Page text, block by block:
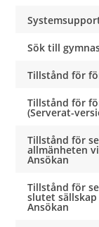
Sök till
Tillstånd för
Tillstånd för
(Serverat-
Tillstånd för
allmänheten
Ansökan
Tillstånd för
slutet
Ansökan